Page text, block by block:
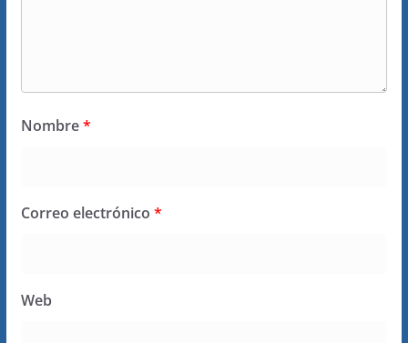
Nombre*
Correo electrónico *
Web